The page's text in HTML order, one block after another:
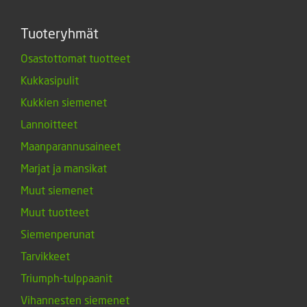
Tuoteryhmät
Osastottomat tuotteet
Kukkasipulit
Kukkien siemenet
Lannoitteet
Maanparannusaineet
Marjat ja mansikat
Muut siemenet
Muut tuotteet
Siemenperunat
Tarvikkeet
Triumph-tulppaanit
Vihannesten siemenet